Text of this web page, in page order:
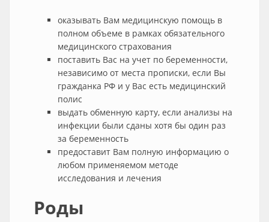
оказывать Вам медицинскую помощь в
полном объеме в рамках обязательного
медицинского страхования
поставить Вас на учет по беременности,
независимо от места прописки, если Вы
гражданка РФ и у Вас есть медицинский
полис
выдать обменную карту, если анализы на
инфекции были сданы хотя бы один раз
за беременность
предоставит Вам полную информацию о
любом применяемом методе
исследования и лечения
Роды